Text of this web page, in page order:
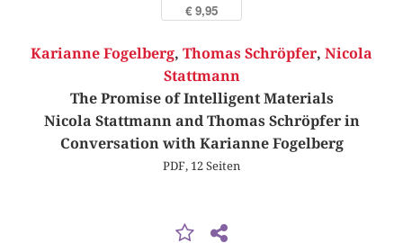
€ 9,95
Karianne Fogelberg, Thomas Schröpfer, Nicola
Stattmann
The Promise of Intelligent Materials
Nicola Stattmann and Thomas Schröpfer in
Conversation with Karianne Fogelberg
PDF, 12 Seiten